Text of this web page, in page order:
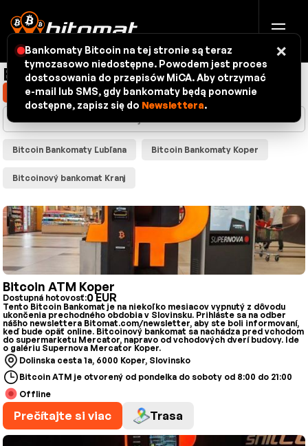
Bankomaty – mapa
Zobraziť moju polohu
Bitcoin Bankomaty Ľubľana Bitcoin Bankomaty Koper
Bitcoinový bankomat Kranj
Bitcoin ATM Koper
Dostupná hotovosť:0 EUR
Tento Bitcoin Bankomat je na niekoľko mesiacov vypnutý z dôvodu
ukončenia prechodného obdobia v Slovinsku. Prihláste sa na odber
nášho newslettera Bitomat.com/newsletter, aby ste boli informovaní,
keď bude opäť online. Bitcoinový bankomat sa nachádza pred vchodom
do supermarketu Mercator, napravo od vchodových dverí budovy. Ide
o galériu Supernova Mercator Koper.
Dolinska cesta 1a, 6000 Koper, Slovinsko
Bitcoin ATM je otvorený od pondelka do soboty od 8:00 do 21:00
Offline
Prečítajte si viac Trasa
Bankomaty Bitcoin na tej stronie są teraz
tymczasowo niedostępne. Powodem jest proces
dostosowania do przepisów MiCA. Aby otrzymać
e-mail lub SMS, gdy bankomaty będą ponownie
dostępne, zapisz się do Newslettera.
×